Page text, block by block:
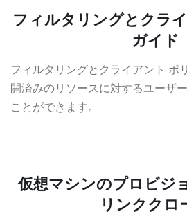
フィルタリングとクラ
ガイド
フィルタリングとクライアント ポ
開済みのリソースに対するユーザ
ことができます。
仮想マシンのプロビジ
リンククロ